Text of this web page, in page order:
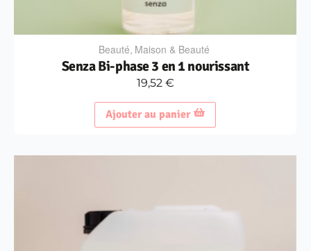
Beauté, Maison & Beauté
Senza Bi-phase 3 en 1 nourissant
19,52 €
Ajouter au panier